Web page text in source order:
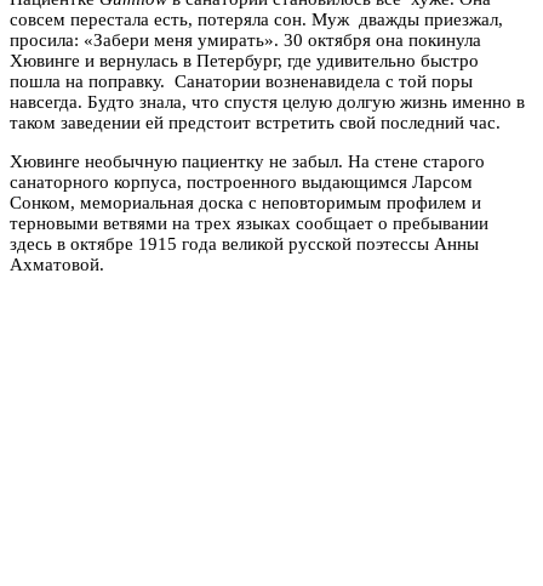
совсем перестала есть, потеряла сон. Муж дважды приезжал,
просила: «Забери меня умирать». 30 октября она покинула
Хювинге и вернулась в Петербург, где удивительно быстро
пошла на поправку. Санатории возненавидела с той поры
навсегда. Будто знала, что спустя целую долгую жизнь именно в
таком заведении ей предстоит встретить свой последний час.
Хювинге необычную пациентку не забыл. На стене старого
санаторного корпуса, построенного выдающимся Ларсом
Сонком, мемориальная доска с неповторимым профилем и
терновыми ветвями на трех языках сообщает о пребывании
здесь в октябре 1915 года великой русской поэтессы Анны
Ахматовой.